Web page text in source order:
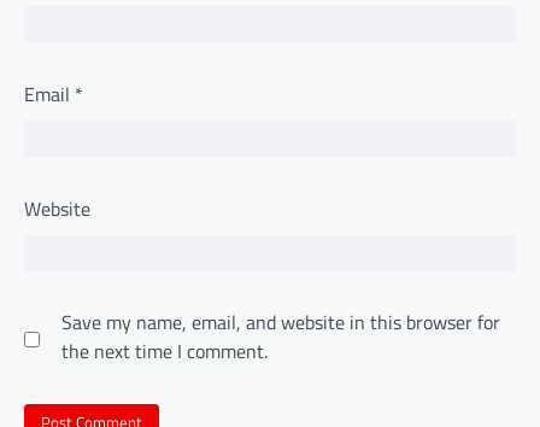
Email *
Website
Save my name, email, and website in this browser for
the next time I comment.